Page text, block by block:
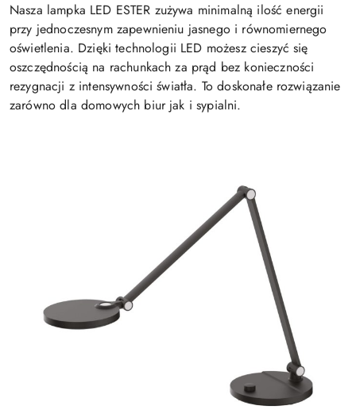
Nasza lampka LED ESTER zużywa minimalną ilość energii
przy jednoczesnym zapewnieniu jasnego i równomiernego
oświetlenia. Dzięki technologii LED możesz cieszyć się
oszczędnością na rachunkach za prąd bez konieczności
rezygnacji z intensywności światła. To doskonałe rozwiązanie
zarówno dla domowych biur jak i sypialni.